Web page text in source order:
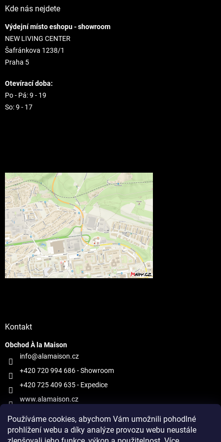
Používáme cookies, abychom Vám umožnili pohodlné
prohlížení webu a díky analýze provozu webu neustále
Kde nás nejdete
Výdejní místo eshopu - showroom
NEW LIVING CENTER
Šafránkova 1238/1
Praha 5
Otevírací doba:
Po - Pá: 9 - 19
So: 9 - 17
Kontakt
Obchod À la Maison
info@alamaison.cz
+420 720 994 686- Showroom
+420 725 409 635- Expedice
www.alamaison.cz